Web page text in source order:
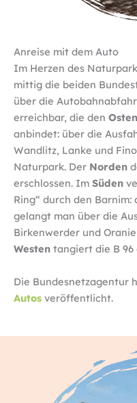
Anreise mit dem Auto
Im Herzen des
mittig die beiden
über die
erreichbar, die den Osten
anbindet: über die
Wandlitz, Lanke und
Naturpark. Der Norden
erschlossen. Im Süden
Ring“ durch den
gelangt man über die
Birkenwerder und
Westen tangiert die B 96
Die Bundesnetzagentur
Autos veröffentlicht.